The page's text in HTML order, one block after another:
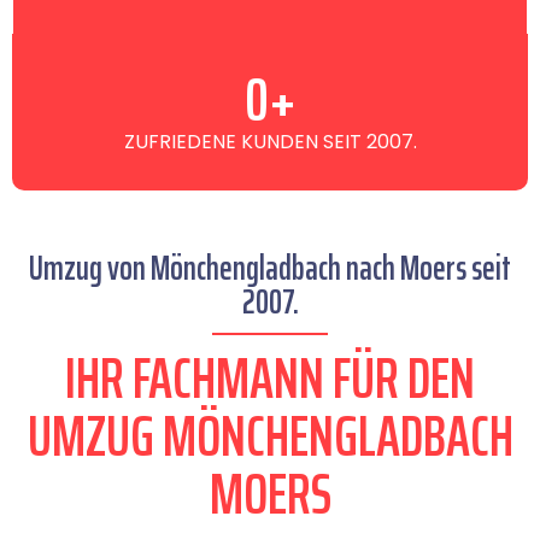
ZUFRIEDENE KUNDEN SEIT 2007.
0+
Umzug von Mönchengladbach nach Moers seit
2007.
IHR FACHMANN FÜR DEN
UMZUG MÖNCHENGLADBACH
MOERS